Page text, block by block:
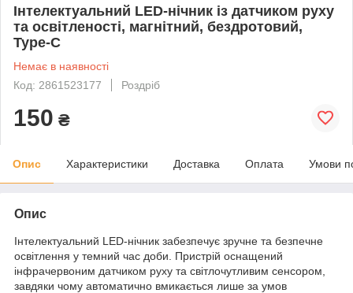
Інтелектуальний LED-нічник із датчиком руху
та освітленості, магнітний, бездротовий,
Type-C
Немає в наявності
Код: 2861523177
Роздріб
150 ₴
Опис Характеристики Доставка Оплата Умови
Опис
Інтелектуальний LED-нічник забезпечує зручне та безпечне
освітлення у темний час доби. Пристрій оснащений
інфрачервоним датчиком руху та світлочутливим сенсором,
завдяки чому автоматично вмикається лише за умов